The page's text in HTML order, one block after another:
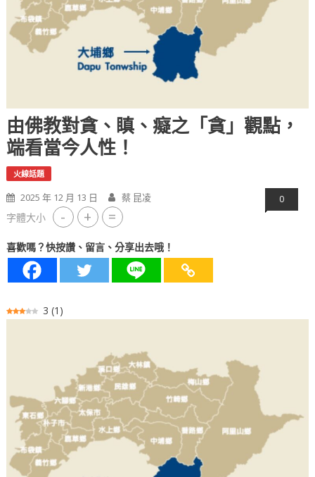
由佛教對貪、瞋、癡之「貪」觀點，
端看當今人性！
火線話題
2025 年 12 月 13 日 蔡 昆凌 0
字體大小 - + =
喜歡嗎？快按讚、留言、分享出去哦！
3 (1 )